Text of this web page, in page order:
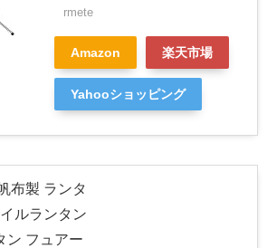
rmete
Amazon 楽天市場
Yahooショッピング
布製 ランタ
ルランタン
ン フュアー